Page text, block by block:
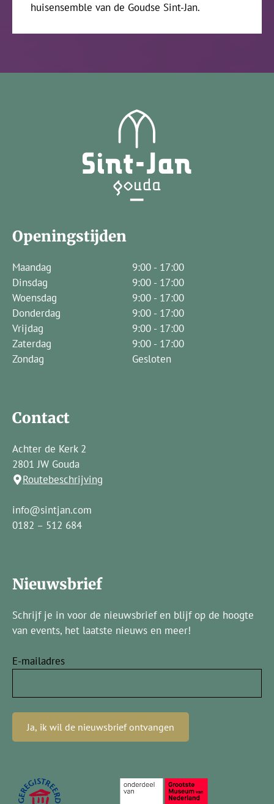
huisensemble van de Goudse Sint-Jan.
Openingstijden
Maandag
9:00 - 17:00
Dinsdag
9:00 - 17:00
Woensdag
9:00 - 17:00
Donderdag
9:00 - 17:00
Vrijdag
9:00 - 17:00
Zaterdag
9:00 - 17:00
Zondag
Gesloten
Contact
Achter de Kerk 2
2801 JW Gouda
Routebeschrijving
info@sintjan.com
0182 – 512 684
Nieuwsbrief
Schrijf je in voor de nieuwsbrief en blijf op de hoogte
van events, het laatste nieuws en meer!
E-mailadres